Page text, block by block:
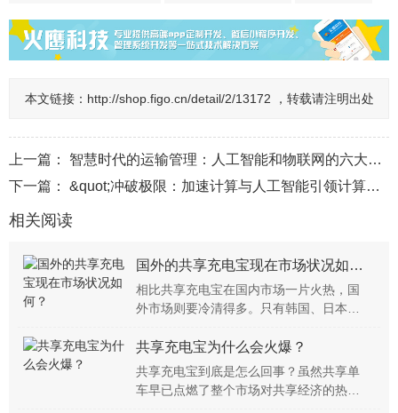
本文链接： http://shop.figo.cn/detail/2/13172 ，转载请注明出处
上一篇： 智慧时代的运输管理：人工智能和物联网的六大改变
下一篇： &quot;冲破极限：加速计算与人工智能引领计算革命新篇章&quot;
相关阅读
国外的共享充电宝现在市场状况如何？
相比共享充电宝在国内市场一片火热，国
外市场则要冷清得多。只有韩国、日本和
先后开始探索共享充电宝模式。国内共享
充电宝的成功，也引发了海外对这一模式
的关注和借鉴。那么在国外的共享充电又
共享充电宝为什么会火爆？
共享充电宝到底是怎么回事？虽然共享单
车早已点燃了整个市场对共享经济的热